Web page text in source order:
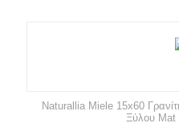
Naturallia Miele 15x60
Ξύλου Mat